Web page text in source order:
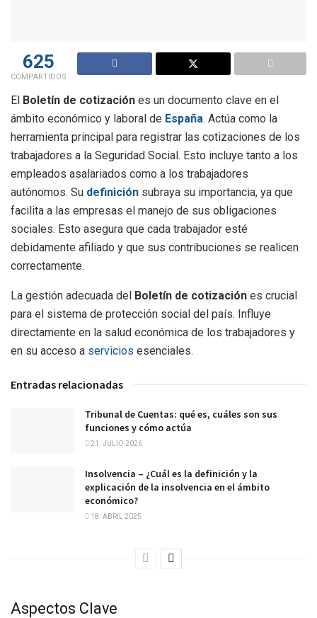
625
COMPARTIDOS
El Boletín de cotización es un documento clave en el
ámbito económico y laboral de España. Actúa como la
herramienta principal para registrar las cotizaciones de los
trabajadores a la Seguridad Social. Esto incluye tanto a los
empleados asalariados como a los trabajadores
autónomos. Su definición subraya su importancia, ya que
facilita a las empresas el manejo de sus obligaciones
sociales. Esto asegura que cada trabajador esté
debidamente afiliado y que sus contribuciones se realicen
correctamente.
La gestión adecuada del Boletín de cotización es crucial
para el sistema de protección social del país. Influye
directamente en la salud económica de los trabajadores y
en su acceso a servicios esenciales.
Entradas relacionadas
Tribunal de Cuentas: qué es, cuáles son sus
funciones y cómo actúa
21. JULIO 2026
Insolvencia – ¿Cuál es la definición y la
explicación de la insolvencia en el ámbito
económico?
18. ABRIL 2025
Aspectos Clave